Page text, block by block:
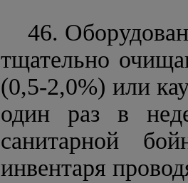
46.
тщательно
(0,5-2,0%) или
один раз в
санитарной
инвентаря